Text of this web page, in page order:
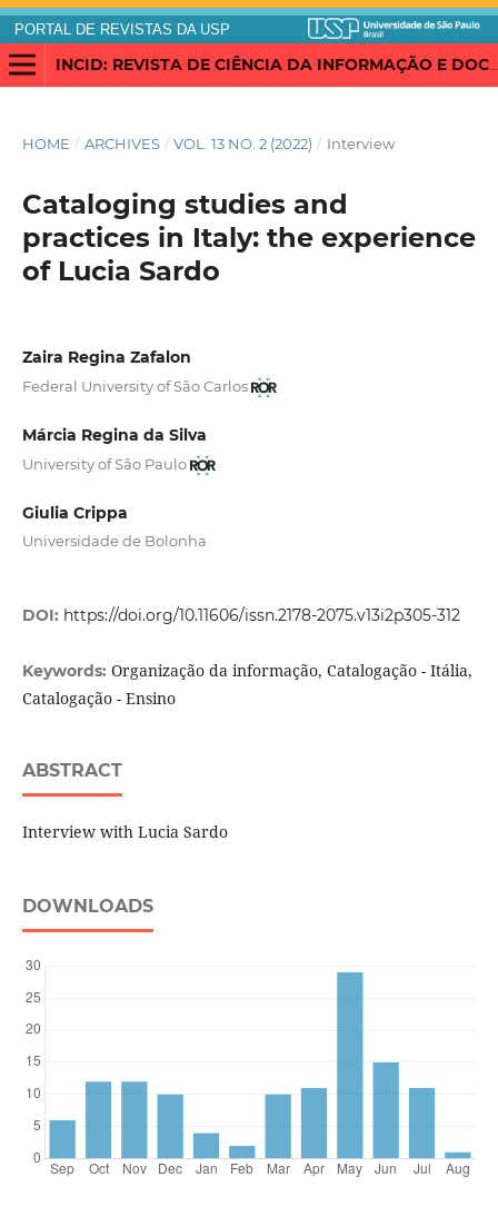
PORTAL DE REVISTAS DA USP
INCID: REVISTA DE CIÊNCIA DA INFORMAÇÃO E DOCUMENTAÇÃO
HOME / ARCHIVES / VOL. 13 NO. 2 (2022) / Interview
Cataloging studies and
practices in Italy: the experience
of Lucia Sardo
Zaira Regina Zafalon
Federal University of São Carlos
Márcia Regina da Silva
University of São Paulo
Giulia Crippa
Universidade de Bolonha
DOI: https://doi.org/10.11606/issn.2178-2075.v13i2p305-312
Keywords: Organização da informação, Catalogação - Itália,
Catalogação - Ensino
ABSTRACT
Interview with Lucia Sardo
DOWNLOADS